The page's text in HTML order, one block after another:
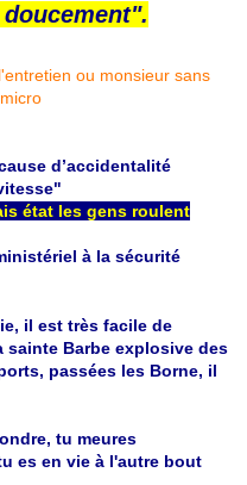
d’accidentalité
état les gens roulent
à la sécurité
il est très facile de
sainte Barbe explosive des
passées les Borne, il
tu meures
es en vie à l'autre bout